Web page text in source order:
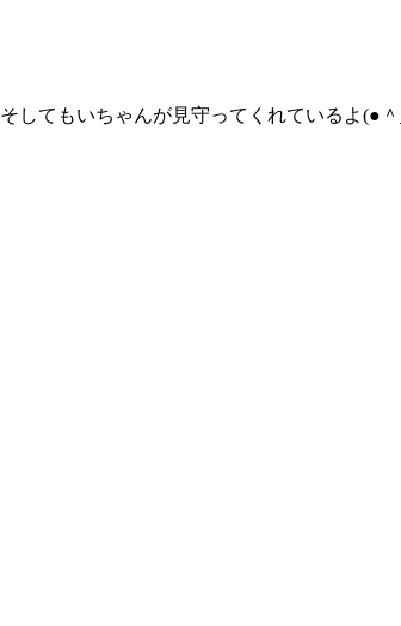
してもいちゃんが見守ってくれているよ(●＾_